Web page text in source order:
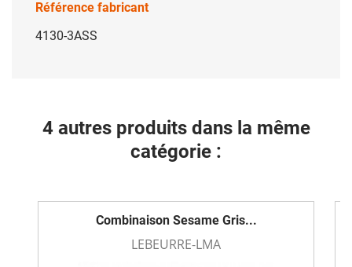
Référence fabricant
4130-3ASS
4 autres produits dans la même
catégorie :
Combinaison Sesame Gris...
LEBEURRE-LMA